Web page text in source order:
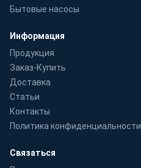
Бытовые насосы
Информация
Продукция
Заказ-Купить
Доставка
Статьи
Контакты
Политика конфиденциальности
Связаться